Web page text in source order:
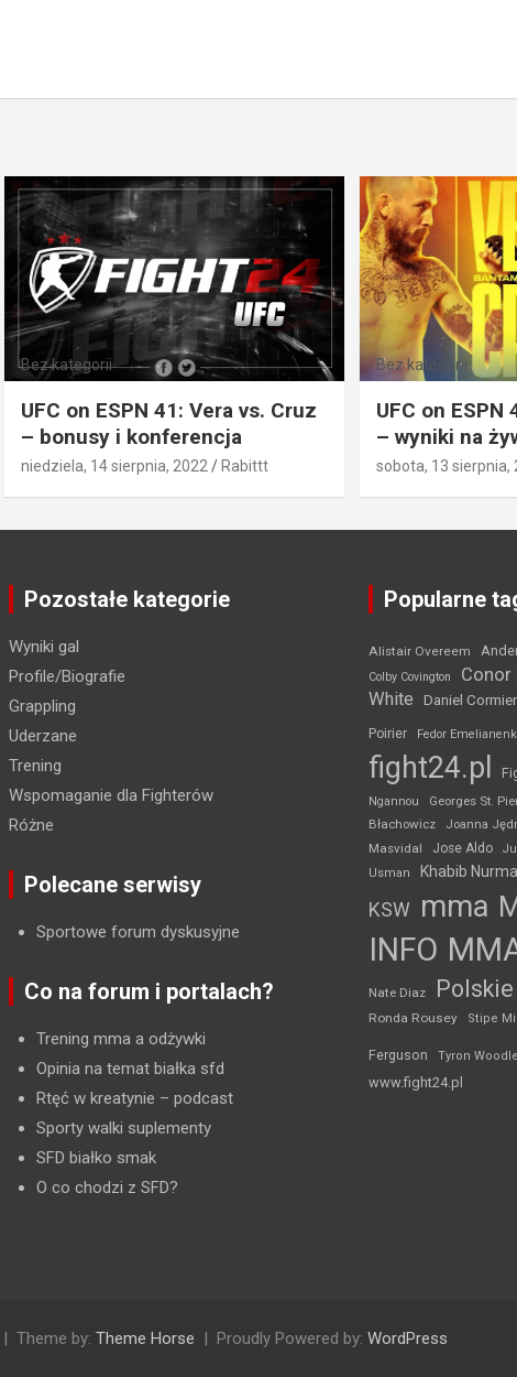
Bez kategorii
UFC on ESPN 41: Vera vs. Cruz
– bonusy i konferencja
niedziela, 14 sierpnia, 2022 Rabittt
Bez kategorii
UFC on ESPN
– wyniki na
sobota, 13 sierpnia,
Pozostałe kategorie
Wyniki gal
Profile/Biografie
Grappling
Uderzane
Trening
Wspomaganie dla Fighterów
Różne
Polecane serwisy
Sportowe forum dyskusyjne
Co na forum i portalach?
Trening mma a odżywki
Opinia na temat białka sfd
Rtęć w kreatynie – podcast
Sporty walki suplementy
SFD białko smak
O co chodzi z SFD?
Popularne
Alistair Overeem
Colby Covington Conor
White
Daniel Cormier
Poirier Fedor
fight24.pl
Ngannou
Georges St.
Błachowicz
Joanna
Masvidal
Jose Aldo
Usman
Khabib
KSW mma
INFO
Nate Diaz
Ronda Rousey Stipe
Ferguson Tyron
www.fight24.pl
Theme by: Theme Horse Proudly Powered by: WordPress